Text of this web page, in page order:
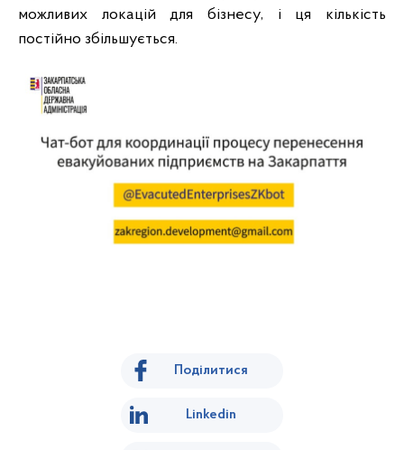
можливих локацій для бізнесу, і ця кількість
постійно збільшується.
Поділитися
Linkedin